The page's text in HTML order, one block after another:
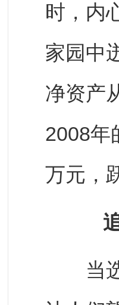
时，内
家园中
净资产
2008年
万元，
当选